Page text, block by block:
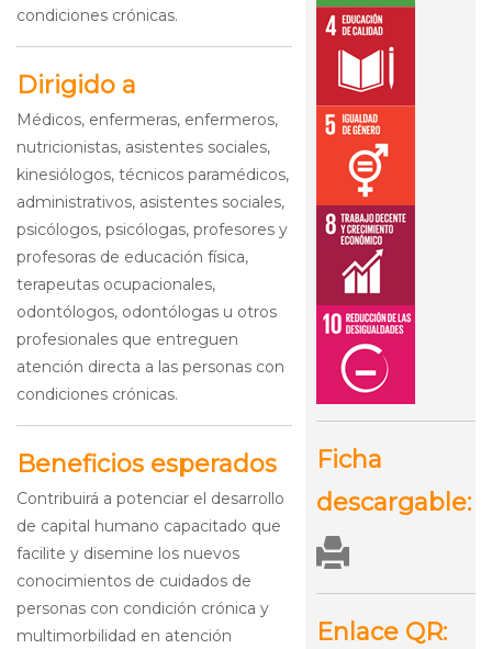
condiciones crónicas.
Dirigido a
Médicos, enfermeras, enfermeros,
nutricionistas, asistentes sociales,
kinesiólogos, técnicos paramédicos,
administrativos, asistentes sociales,
psicólogos, psicólogas, profesores y
profesoras de educación física,
terapeutas ocupacionales,
odontólogos, odontólogas u otros
profesionales que entreguen
atención directa a las personas con
condiciones crónicas.
Beneficios esperados
Contribuirá a potenciar el desarrollo
de capital humano capacitado que
facilite y disemine los nuevos
conocimientos de cuidados de
personas con condición crónica y
multimorbilidad en atención
Ficha
descargable:
Enlace QR: